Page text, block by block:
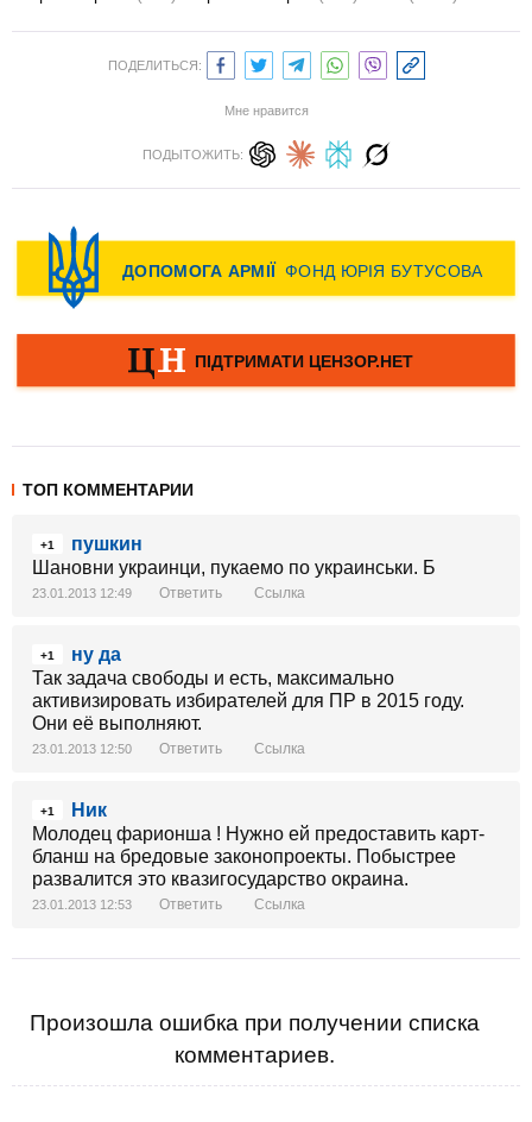
ПОДЕЛИТЬСЯ:
Мне нравится
ПОДЫТОЖИТЬ:
ТОП КОММЕНТАРИИ
+1
пушкин
Шановни украинци, пукаемо по украинськи. Б
23.01.2013 12:49 Ответить Ссылка
+1
ну да
Так задача свободы и есть, максимально
активизировать избирателей для ПР в 2015 году.
Они её выполняют.
23.01.2013 12:50 Ответить Ссылка
+1
Ник
Молодец фарионша ! Нужно ей предоставить карт-
бланш на бредовые законопроекты. Побыстрее
развалится это квазигосударство окраина.
23.01.2013 12:53 Ответить Ссылка
Произошла ошибка при получении списка
комментариев.